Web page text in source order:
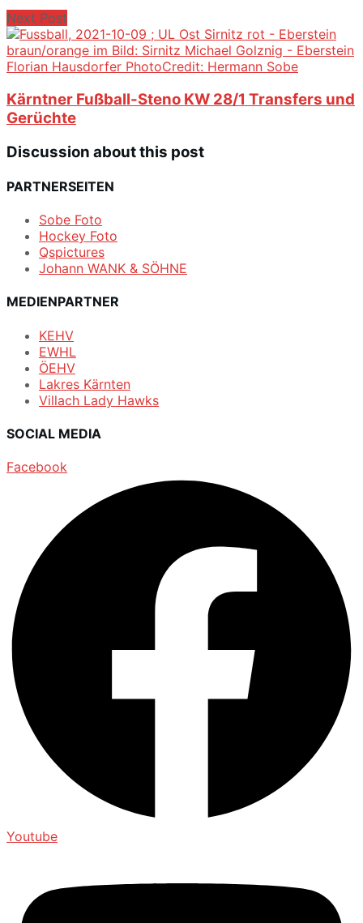
Next Post
Kärntner Fußball-Steno KW 28/1 Transfers und
Gerüchte
Discussion about this post
PARTNERSEITEN
Sobe Foto
Hockey Foto
Qspictures
Johann WANK & SÖHNE
MEDIENPARTNER
KEHV
EWHL
ÖEHV
Lakres Kärnten
Villach Lady Hawks
SOCIAL MEDIA
Facebook
Youtube